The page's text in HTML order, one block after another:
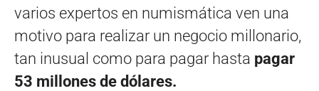
varios expertos en numismática ven una
motivo para realizar un negocio millonario,
tan inusual como para pagar hasta pagar
53 millones de dólares.